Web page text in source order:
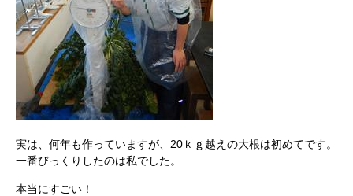
実は、何年も作っていますが、20ｋｇ越えの大根は初めてです。
一番びっくりしたのは私でした。
本当にすごい！